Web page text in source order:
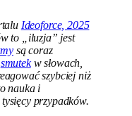
Ideoforce, 2025
to „iluzja” jest
są coraz
smutekw słowach,
szybciej niż
nauka i
przypadków.